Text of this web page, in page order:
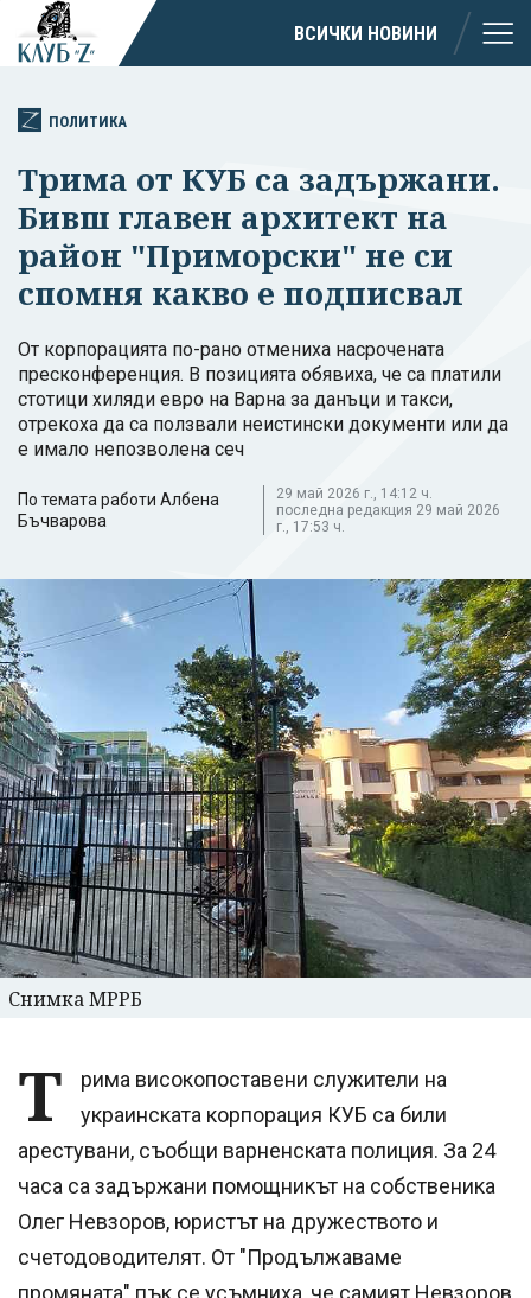
ВСИЧКИ НОВИНИ
ПОЛИТИКА
Трима от КУБ са задържани.
Бивш главен архитект на
район "Приморски" не си
спомня какво е подписвал
От корпорацията по-рано отмениха насрочената
пресконференция. В позицията обявиха, че са платили
стотици хиляди евро на Варна за данъци и такси,
отрекоха да са ползвали неистински документи или да
е имало непозволена сеч
По темата работи Албена
Бъчварова
29 май 2026 г., 14:12 ч.
последна редакция 29 май 2026
г., 17:53 ч.
Снимка МРРБ
Т
рима високопоставени служители на
украинската корпорация КУБ са били
арестувани, съобщи варненската полиция. За 24
часа са задържани помощникът на собственика
Олег Невзоров, юристът на дружеството и
счетодоводителят. От "Продължаваме
промяната" пък се усъмниха, че самият Невзоров